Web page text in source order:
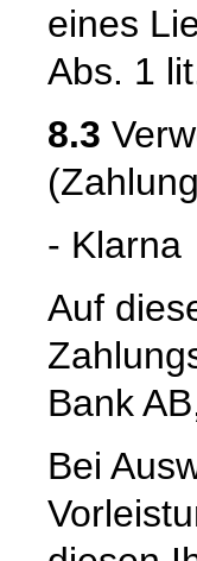
eines
Abs. 1
8.3
- Klarna
Auf
Bank
Bei